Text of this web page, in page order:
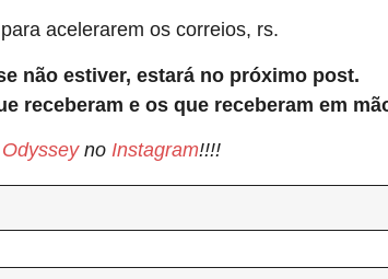
acelerarem os correios, rs.
não estiver, estará no próximo post.
receberam e os que receberam em
Odysseyno Instagram!!!!